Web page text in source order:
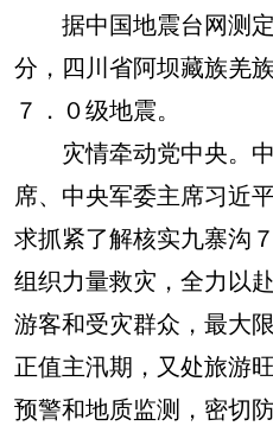
据中国地震台网测定
分，四川省阿坝藏族羌
７．０级地震。
灾情牵动党中央。中
席、中央军委主席习近
求抓紧了解核实九寨沟
组织力量救灾，全力以
游客和受灾群众，最大
正值主汛期，又处旅游
预警和地质监测，密切